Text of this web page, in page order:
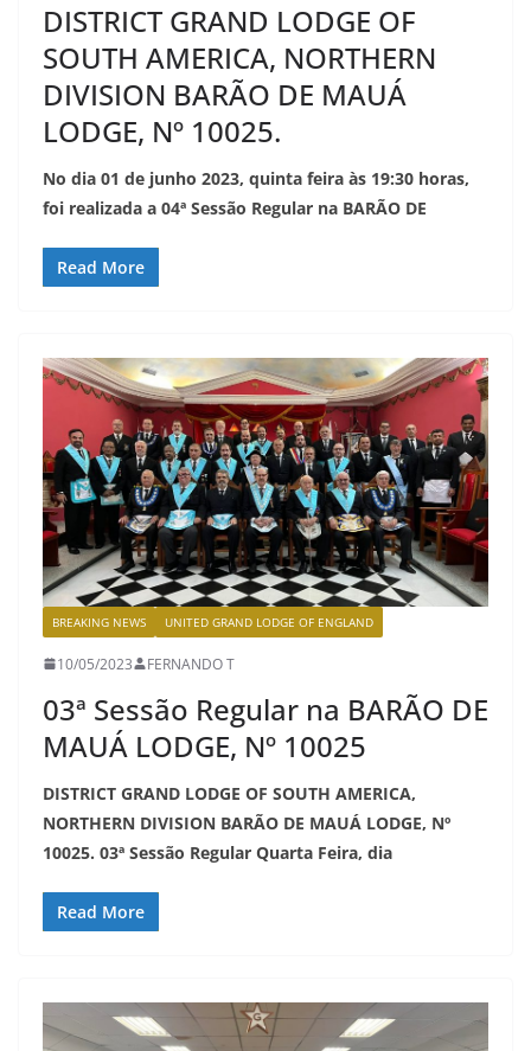
DISTRICT GRAND LODGE OF
SOUTH AMERICA, NORTHERN
DIVISION BARÃO DE MAUÁ
LODGE, Nº 10025.
No dia 01 de junho 2023, quinta feira às 19:30 horas,
foi realizada a 04ª Sessão Regular na BARÃO DE
Read More
BREAKING NEWS UNITED GRAND LODGE OF ENGLAND
10/05/2023 FERNANDO T
03ª Sessão Regular na BARÃO DE
MAUÁ LODGE, Nº 10025
DISTRICT GRAND LODGE OF SOUTH AMERICA,
NORTHERN DIVISION BARÃO DE MAUÁ LODGE, Nº
10025. 03ª Sessão Regular Quarta Feira, dia
Read More